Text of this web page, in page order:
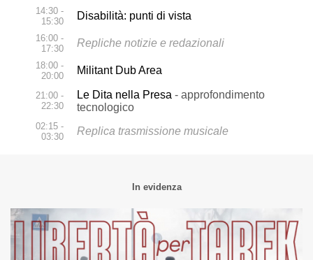
14:30 -
15:30
Disabilità: punti di vista
16:00 -
17:30
Repliche notizie e redazionali
18:00 -
20:00
Militant Dub Area
21:00 -
22:30
Le Dita nella Presa - approfondimento
tecnologico
02:15 -
03:30
Replica trasmissione musicale
In evidenza